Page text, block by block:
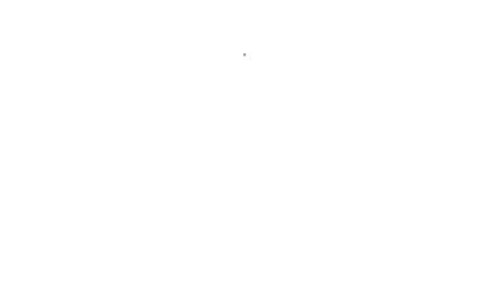
Facebook ((abre en una nueva